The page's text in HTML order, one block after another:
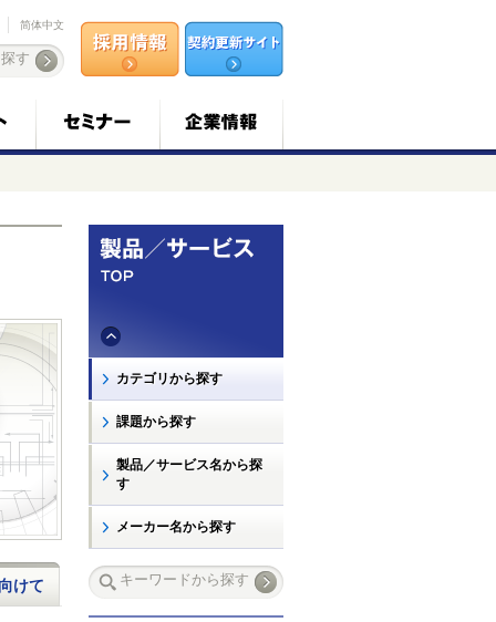
简体中文
けて
カテゴリから探す
課題から探す
製品／サービス名から探
す
メーカー名から探す